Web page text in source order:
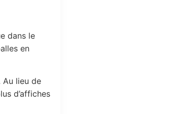
dans le
en
Au lieu de
d’affiches